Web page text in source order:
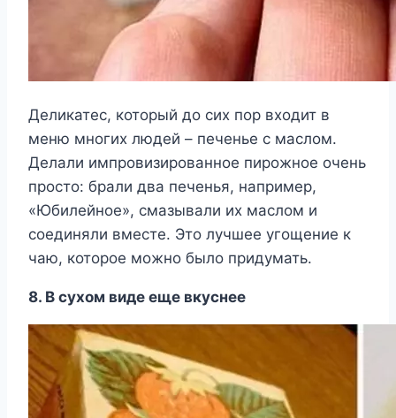
Деликатес, который до сих пор входит в
меню многих людей – печенье с маслом.
Делали импровизированное пирожное очень
просто: брали два печенья, например,
«Юбилейное», смазывали их маслом и
соединяли вместе. Это лучшее угощение к
чаю, которое можно было придумать.
8. В сухом виде еще вкуснее